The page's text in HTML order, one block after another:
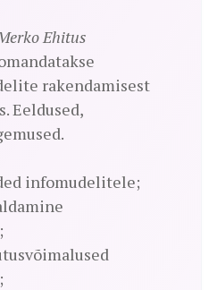
Ehitus
rakendamisest
Eeldused,
infomudelitele;